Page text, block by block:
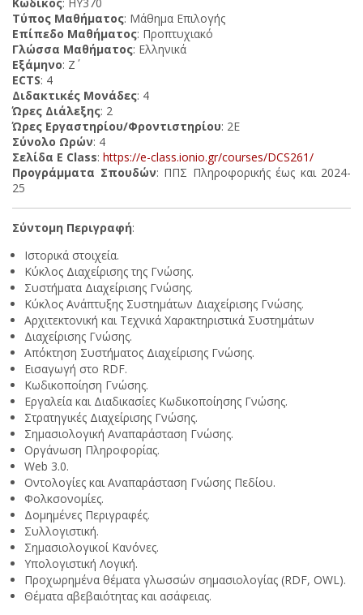
Κωδικός: ΗΥ370
Τύπος Μαθήματος: Μάθημα Επιλογής
Επίπεδο Μαθήματος: Προπτυχιακό
Γλώσσα Μαθήματος: Ελληνικά
Εξάμηνο: Ζ΄
ECTS: 4
Διδακτικές Μονάδες: 4
Ώρες Διάλεξης: 2
Ώρες Εργαστηρίου/Φροντιστηρίου: 2Ε
Σύνολο Ωρών: 4
Σελίδα E Class: https://e-class.ionio.gr/courses/DCS261/
Προγράμματα Σπουδών: ΠΠΣ Πληροφορικής έως και 2024-
25
Σύντομη Περιγραφή:
Ιστορικά στοιχεία.
Κύκλος Διαχείρισης της Γνώσης.
Συστήματα Διαχείρισης Γνώσης.
Κύκλος Ανάπτυξης Συστημάτων Διαχείρισης Γνώσης.
Αρχιτεκτονική και Τεχνικά Χαρακτηριστικά Συστημάτων
Διαχείρισης Γνώσης.
Απόκτηση Συστήματος Διαχείρισης Γνώσης.
Εισαγωγή στο RDF.
Κωδικοποίηση Γνώσης.
Εργαλεία και Διαδικασίες Κωδικοποίησης Γνώσης.
Στρατηγικές Διαχείρισης Γνώσης.
Σημασιολογική Αναπαράσταση Γνώσης.
Οργάνωση Πληροφορίας.
Web 3.0.
Οντολογίες και Αναπαράσταση Γνώσης Πεδίου.
Φολκσονομίες.
Δομημένες Περιγραφές.
Συλλογιστική.
Σημασιολογικοί Κανόνες.
Υπολογιστική Λογική.
Προχωρημένα θέματα γλωσσών σημασιολογίας (RDF, OWL).
Θέματα αβεβαιότητας και ασάφειας.